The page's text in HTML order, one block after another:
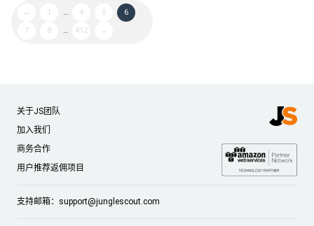
← 1 … 4 5
6
7
8 … 412 →
关于JS团队
加入我们
商务合作
用户推荐返佣项目
支持邮箱： support@junglescout.com